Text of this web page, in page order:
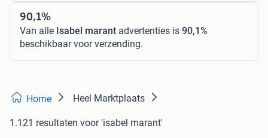
90,1%
Van alle Isabel marant advertenties is 90,1%
beschikbaar voor verzending.
Home Heel Marktplaats
1.121 resultaten voor 'isabel marant'